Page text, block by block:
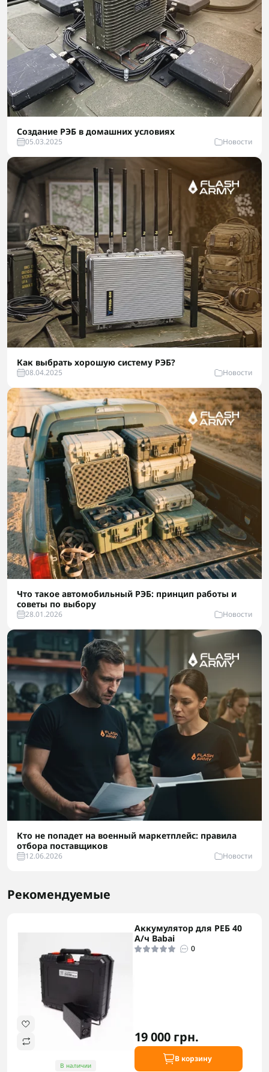
Создание РЭБ в домашних условиях
05.03.2025 Новости
Как выбрать хорошую систему РЭБ?
08.04.2025 Новости
Что такое автомобильный РЭБ: принцип работы и
советы по выбору
28.01.2026 Новости
Кто не попадет на военный маркетплейс: правила
отбора поставщиков
12.06.2026 Новости
Рекомендуемые
В наличии
Аккумулятор для РЕБ 40
А/ч Babai
0
19 000 грн.
В корзину